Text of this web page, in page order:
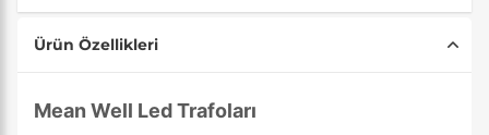
Ürün Özellikleri
Mean Well Led Trafoları